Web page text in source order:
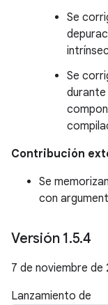
Se
Se
durante
Contribución
Se
con
Versión 1.5.4
7 de noviembre de
Lanzamiento de